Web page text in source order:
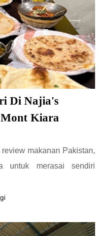
Di Najia's
Kiara
makanan Pakistan,
untuk merasai sendiri